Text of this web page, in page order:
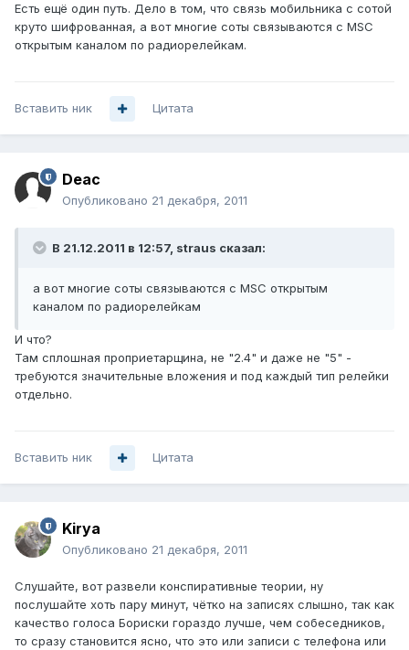
Есть ещё один путь. Дело в том, что связь мобильника с сотой
круто шифрованная, а вот многие соты связываются с MSC
открытым каналом по радиорелейкам.
Вставить ник Цитата
Deac
Опубликовано 21 декабря, 2011
В 21.12.2011 в 12:57, straus сказал:
а вот многие соты связываются с MSC открытым
каналом по радиорелейкам
И что?
Там сплошная проприетарщина, не "2.4" и даже не "5" -
требуются значительные вложения и под каждый тип релейки
отдельно.
Вставить ник Цитата
Kirya
Опубликовано 21 декабря, 2011
Слушайте, вот развели конспиративные теории, ну
послушайте хоть пару минут, чётко на записях слышно, так как
качество голоса Бориски гораздо лучше, чем собеседников,
то сразу становится ясно, что это или записи с телефона или